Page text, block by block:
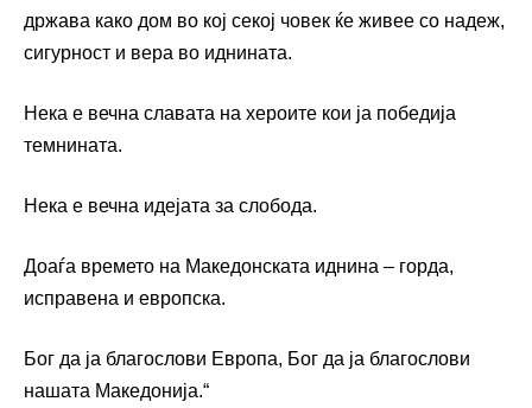
држава како дом во кој секој човек ќе живее со надеж,
сигурност и вера во иднината.
Нека е вечна славата на хероите кои ја победија
темнината.
Нека е вечна идејата за слобода.
Доаѓа времето на Македонската иднина – горда,
исправена и европска.
Бог да ја благослови Европа, Бог да ја благослови
нашата Македонија.“